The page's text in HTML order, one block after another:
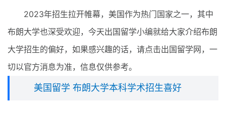
材料准备
2023年招生拉开帷幕，美国作为热门国家之一，其中
布朗大学也深受欢迎，今天出国留学小编就给大家介绍布朗
大学招生的偏好，如果感兴趣的话，请点击出国留学网，一
切以官方消息为准，信息仅供参考。
美国留学 布朗大学本科学术招生喜好